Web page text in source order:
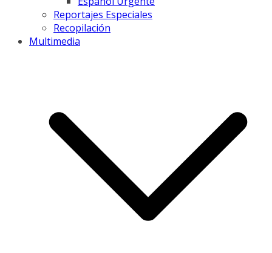
Reportajes Especiales
Recopilación
Multimedia